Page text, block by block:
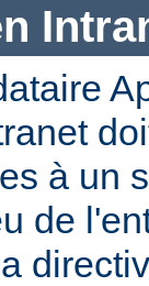
à un
de